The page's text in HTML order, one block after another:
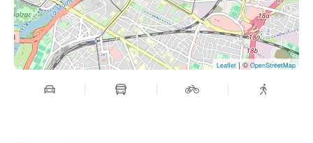
Leaflet | © OpenStreetMap